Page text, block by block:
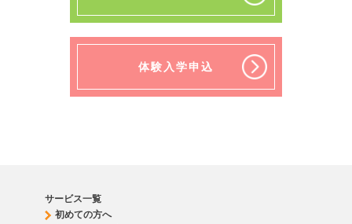
体験入学申込
サービス一覧
初めての方へ